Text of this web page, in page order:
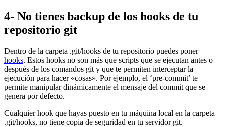
4- No tienes backup de los hooks de tu
repositorio git
Dentro de la carpeta .git/hooks de tu repositorio puedes poner
hooks. Estos hooks no son más que scripts que se ejecutan antes o
después de los comandos git y que te permiten interceptar la
ejecución para hacer «cosas». Por ejemplo, el ‘pre-commit’ te
permite manipular dinámicamente el mensaje del commit que se
genera por defecto.
Cualquier hook que hayas puesto en tu máquina local en la carpeta
.git/hooks, no tiene copia de seguridad en tu servidor git.